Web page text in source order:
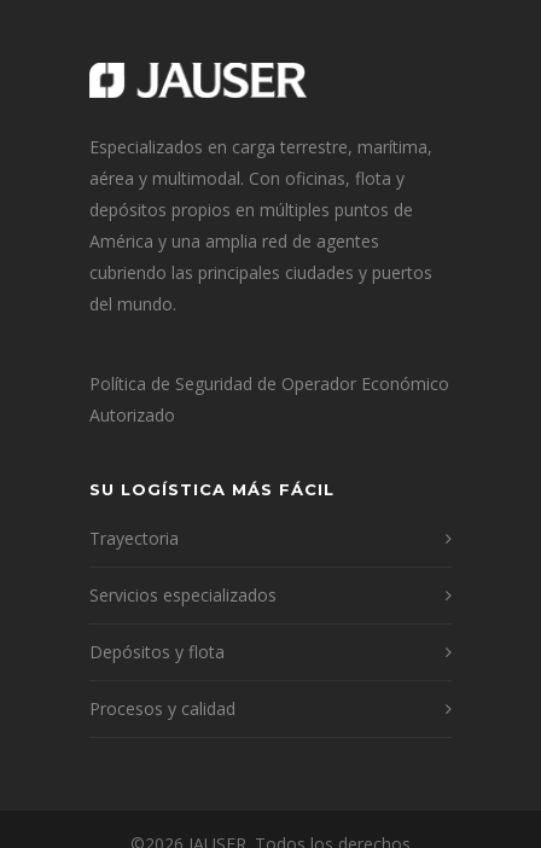
Especializados en carga terrestre, marítima,
aérea y multimodal. Con oficinas, flota y
depósitos propios en múltiples puntos de
América y una amplia red de agentes
cubriendo las principales ciudades y puertos
del mundo.
Política de Seguridad de Operador Económico
Autorizado
SU LOGÍSTICA MÁS FÁCIL
Trayectoria
Servicios especializados
Depósitos y flota
Procesos y calidad